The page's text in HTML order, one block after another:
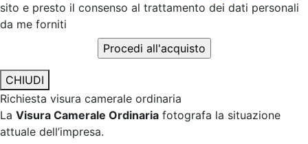
sito e presto il consenso al trattamento dei dati personali
da me forniti
CHIUDI
Richiesta visura camerale ordinaria
La Visura Camerale Ordinaria fotografa la situazione
attuale dell’impresa.